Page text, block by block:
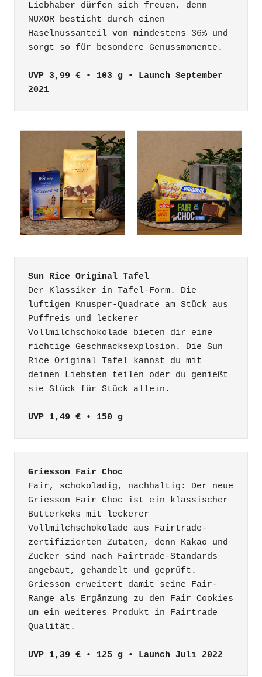
Liebhaber dürfen sich freuen, denn
NUXOR besticht durch einen
Haselnussanteil von mindestens 36% und
UVP 3,99 € • 103 g • Launch September
2021
Sun Rice Original Tafel
Der Klassiker in Tafel-Form. Die
luftigen Knusper-Quadrate am Stück aus
Puffreis und leckerer
Vollmilchschokolade bieten dir eine
richtige Geschmacksexplosion. Die Sun
Rice Original Tafel kannst du mit
deinen Liebsten teilen oder du genießt
UVP 1,49 € • 150 g
Griesson Fair Choc
Fair, schokoladig, nachhaltig: Der neue
Griesson Fair Choc ist ein klassischer
Butterkeks mit leckerer
Vollmilchschokolade aus Fairtrade-
zertifizierten Zutaten, denn Kakao und
Zucker sind nach Fairtrade-Standards
angebaut, gehandelt und geprüft.
Griesson erweitert damit seine Fair-
Range als Ergänzung zu den Fair Cookies
um ein weiteres Produkt in Fairtrade
Qualität.
UVP 1,39 € • 125 g • Launch Juli 2022